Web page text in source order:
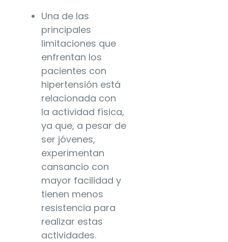
Una de las
principales
limitaciones que
enfrentan los
pacientes con
hipertensión está
relacionada con
la actividad física,
ya que, a pesar de
ser jóvenes,
experimentan
cansancio con
mayor facilidad y
tienen menos
resistencia para
realizar estas
actividades.